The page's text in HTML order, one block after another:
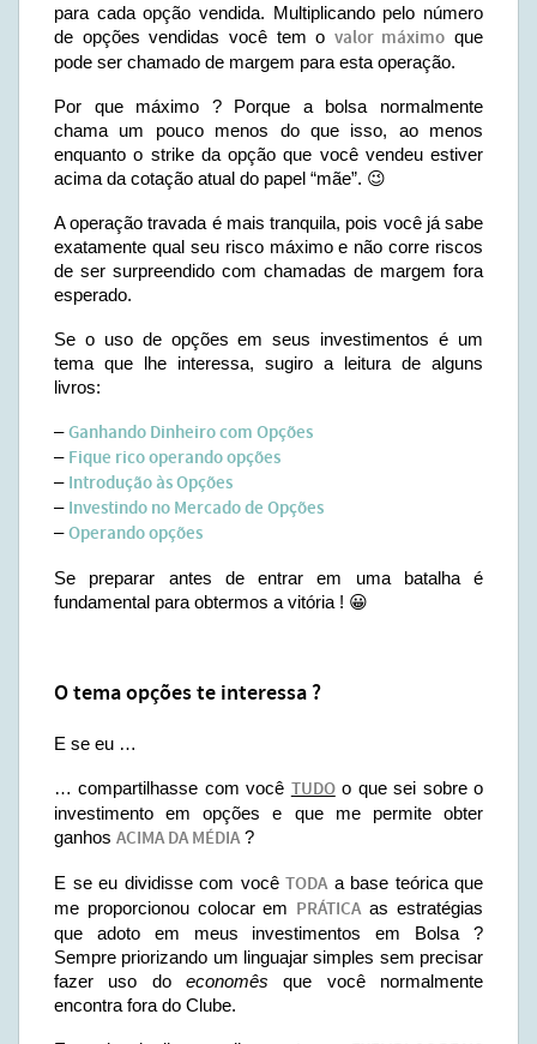
para cada opção vendida. Multiplicando pelo número
de opções vendidas você tem o valor máximo que
pode ser chamado de margem para esta operação.
Por que máximo ? Porque a bolsa normalmente
chama um pouco menos do que isso, ao menos
enquanto o strike da opção que você vendeu estiver
acima da cotação atual do papel “mãe”. 😉
A operação travada é mais tranquila, pois você já sabe
exatamente qual seu risco máximo e não corre riscos
de ser surpreendido com chamadas de margem fora
esperado.
Se o uso de opções em seus investimentos é um
tema que lhe interessa, sugiro a leitura de alguns
livros:
–Ganhando Dinheiro com Opções
– Fique rico operando opções
– Introdução às Opções
– Investindo no Mercado de Opções
–Operando opções
Se preparar antes de entrar em uma batalha é
fundamental para obtermos a vitória ! 😀
O tema opções te interessa ?
E se eu …
… compartilhasse com você TUDOo que sei sobre o
investimento em opções e que me permite obter
ganhos ACIMA DA MÉDIA ?
E se eu dividisse com você TODA a base teórica que
me proporcionou colocar em PRÁTICA as estratégias
que adoto em meus investimentos em Bolsa ?
Sempre priorizando um linguajar simples sem precisar
fazer uso do economês que você normalmente
encontra fora do Clube.